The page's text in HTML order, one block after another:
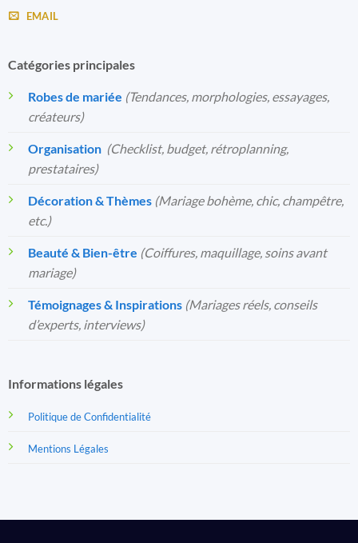
EMAIL
Catégories principales
Robes de mariée (Tendances, morphologies, essayages,
créateurs)
Organisation️ (Checklist, budget, rétroplanning,
prestataires)
Décoration & Thèmes (Mariage bohème, chic, champêtre,
etc.)
Beauté & Bien-être (Coiffures, maquillage, soins avant
mariage)
Témoignages & Inspirations (Mariages réels, conseils
d’experts, interviews)
Informations légales
Politique de Confidentialité
Mentions Légales